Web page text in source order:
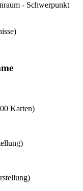
- Schwerpunkt
Karten)